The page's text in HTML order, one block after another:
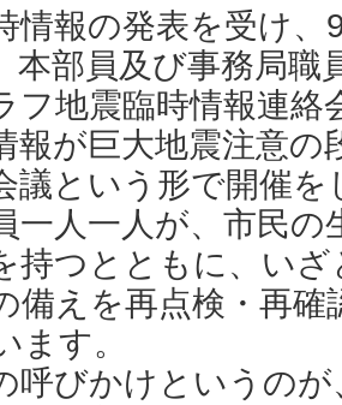
報の発表を受け、
本部員及び事務局
フ地震臨時情報連
報が巨大地震注意
議という形で開催
一人一人が、市民
持つとともに、い
備えを再点検・再
ます。
びかけというのが